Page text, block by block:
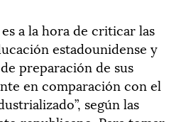
a la hora de criticar las
estadounidense y
preparación de sus
en comparación con el
según las